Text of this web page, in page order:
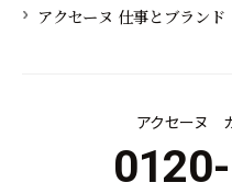
アクセーヌ 仕事とブランド
アクセーヌ